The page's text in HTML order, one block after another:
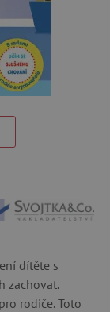
dítěte s
zachovat.
rodiče. Toto